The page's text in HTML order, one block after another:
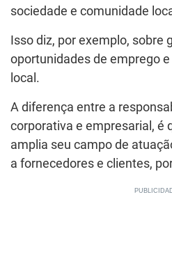
sociedade e comunidade
Isso diz, por exemplo, sobre
oportunidades de emprego
local.
A diferença entre a
corporativa e empresarial, é
amplia seu campo de
a fornecedores e clientes,